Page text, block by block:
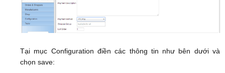
Tại mục Configuration điền các thông tin như bên dưới và
chọn save: